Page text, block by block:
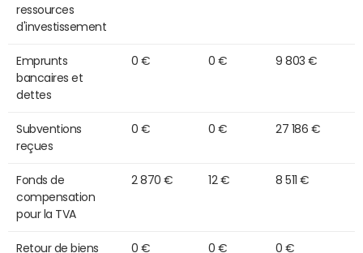
ressources
d'investissement
Emprunts
bancaires et
dettes
0 € 0 € 9 803 €
Subventions
reçues
0 € 0 € 27 186 €
Fonds de
compensation
pour la TVA
2 870 € 12 € 8 511 €
Retour de biens 0 € 0 € 0 €